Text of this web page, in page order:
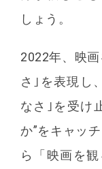
しょう。
2022年、映
さ｣を表現し
なさ｣を受け
か”をキャッ
ら「映画を